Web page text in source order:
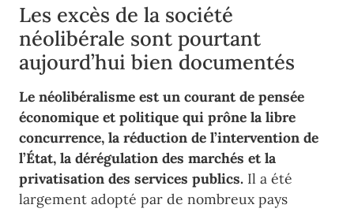
Les excès de la société
néolibérale sont pourtant
aujourd’hui bien documentés
Le néolibéralisme est un courant de pensée
économique et politique qui prône la libre
concurrence, la réduction de l’intervention de
l’État, la dérégulation des marchés et la
privatisation des services publics. Il a été
largement adopté par de nombreux pays